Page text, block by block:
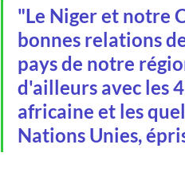
"Le Niger et notre
bonnes relations
pays de notre
d'ailleurs avec les
africaine et les
Nations Unies,